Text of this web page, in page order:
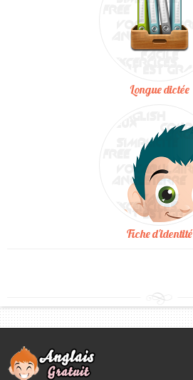
Longue dictée
Fiche d'identité